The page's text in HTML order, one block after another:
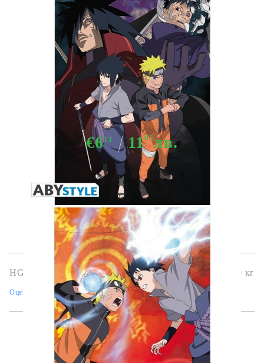
Share Tweet
Naruto Shippuden Комплект
Картички 5бр.
€611 1195лв.
Няма в наличност - Не важи за "Pre-Order" обяви
HGA6117 0.100 кг
Оцени продукта